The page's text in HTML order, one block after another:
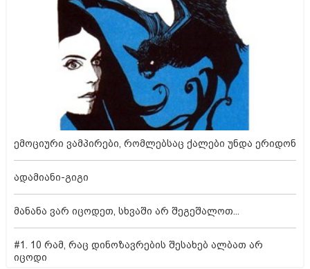
ემოციური ვამპირები, რომლებსაც ქალები უნდა ერიდონ
ადამიანი-გიგი
მანანა ვარ იცოდეთ, სხვაში არ შეგეშალოთ...
#1. 10 რამ, რაც დინოზავრების შესახებ ალბათ არ
იცოდი